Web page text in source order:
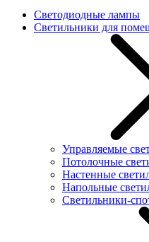
Светодиодные лампы
Светильники для
Управляемые
Потолочные
Настенные
Напольные
Светильники-